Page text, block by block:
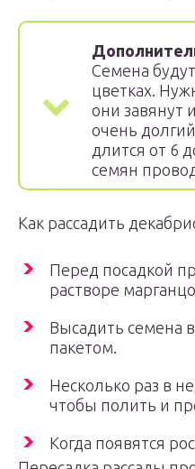
Семена
цветках.
они завянут
очень
длится от 6
семян
Как рассадить
Перед посадкой
растворе
Высадить семена
пакетом.
Несколько раз в
чтобы полить и
Когда появятся